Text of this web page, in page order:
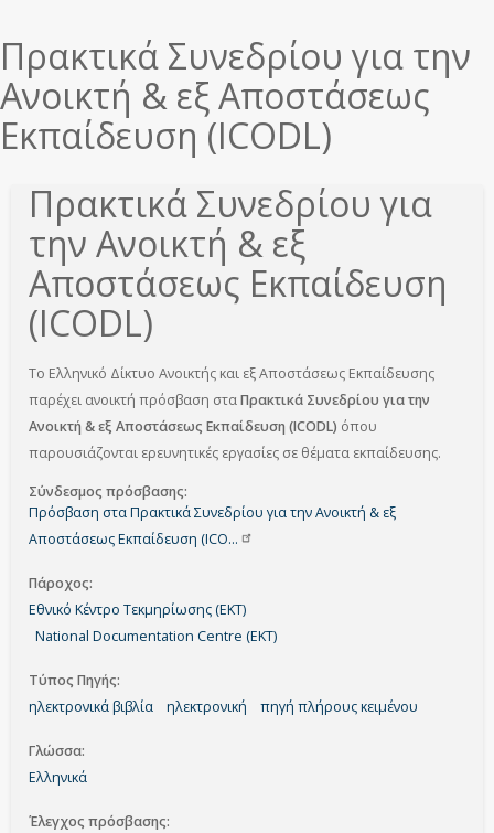
Πρακτικά Συνεδρίου για την
Ανοικτή & εξ Αποστάσεως
Εκπαίδευση (ICODL)
Πρακτικά Συνεδρίου για
την Ανοικτή & εξ
Αποστάσεως Εκπαίδευση
(ICODL)
Το Ελληνικό Δίκτυο Ανοικτής και εξ Αποστάσεως Εκπαίδευσης
παρέχει ανοικτή πρόσβαση σταΠρακτικά Συνεδρίου για την
Ανοικτή & εξ Αποστάσεως Εκπαίδευση (ICODL) όπου
παρουσιάζονται ερευνητικές εργασίες σε θέματα εκπαίδευσης.
Σύνδεσμος πρόσβασης
Πρόσβαση στα Πρακτικά Συνεδρίου για την Ανοικτή & εξ
Αποστάσεως Εκπαίδευση (ICO…
Πάροχος
Εθνικό Κέντρο Τεκμηρίωσης (ΕΚΤ)
National Documentation Centre (EKT)
Τύπος Πηγής
ηλεκτρονικά βιβλία
ηλεκτρονική πηγή πλήρους κειμένου
Γλώσσα
Ελληνικά
Έλεγχος πρόσβασης